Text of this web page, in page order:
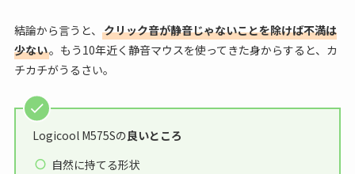
結論から言うと、 クリック音が静音じゃないことを除けば不満は
少ない。もう10年近く静音マウスを使ってきた身からすると、カ
チカチがうるさい。
Logicool M575Sの良いところ
自然に持てる形状